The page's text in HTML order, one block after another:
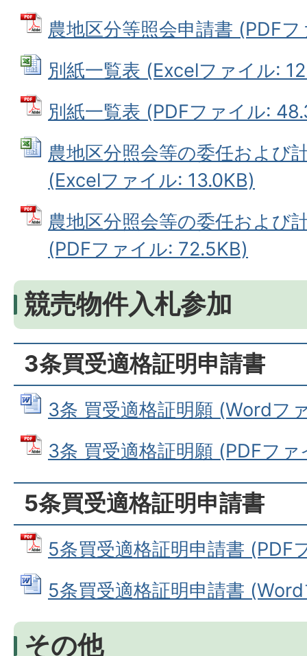
農地区分等照会申請書 (PDF
別紙一覧表 (Excelファイル:
別紙一覧表 (PDFファイル:
農地区分照会等の委任および
(Excelファイル: 13.0KB)
農地区分照会等の委任および
(PDFファイル: 72.5KB)
競売物件入札参加
3条買受適格証明申請書
3条 買受適格証明願 (Wordフ
3条 買受適格証明願 (PDFフ
5条買受適格証明申請書
5条買受適格証明申請書 (PDF
5条買受適格証明申請書
その他